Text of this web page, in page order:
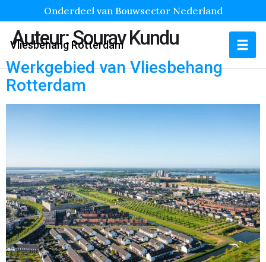
Onderdeel van Bouwsector Nederland
Vliesbehang Rotterdam
Auteur:Sourav Kundu
Werkgebied van Vliesbehang
Rotterdam